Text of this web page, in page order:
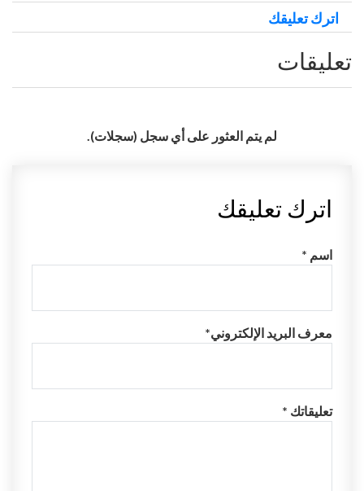
اترك تعليقك
تعليقات
لم يتم العثور على أي سجل (سجلات).
اترك تعليقك
اسم *
معرف البريد الإلكتروني*
تعليقاتك *